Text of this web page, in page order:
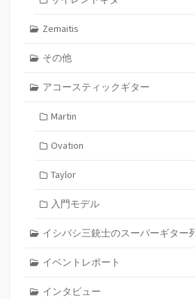
Zemaitis
その他
アコースティックギター
Martin
Ovation
Taylor
入門モデル
イシバシ三銃士のスーパーギター
イベントレポート
インタビュー